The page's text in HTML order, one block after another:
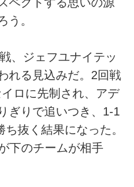
う。
、ジェフユナイテッ
れる見込みだ。2回戦
ロに先制され、アデ
ぎりで追いつき、1-1
抜く結果になった。
下のチームが相手